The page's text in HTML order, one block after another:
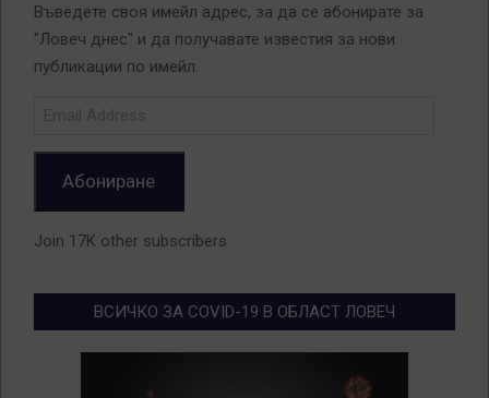
Въведете своя имейл адрес, за да се абонирате за
"Ловеч днес" и да получавате известия за нови
публикации по имейл.
Абониране
Join 17K other subscribers
ВСИЧКО ЗА COVID-19 В ОБЛАСТ ЛОВЕЧ